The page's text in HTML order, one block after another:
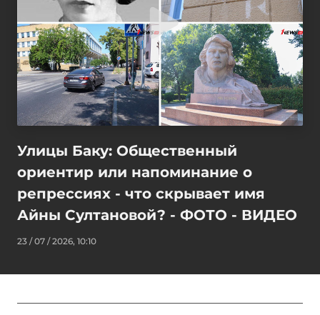
Улицы Баку: Общественный
ориентир или напоминание о
репрессиях - что скрывает имя
Айны Султановой? - ФОТО - ВИДЕО
23 / 07 / 2026, 10:10